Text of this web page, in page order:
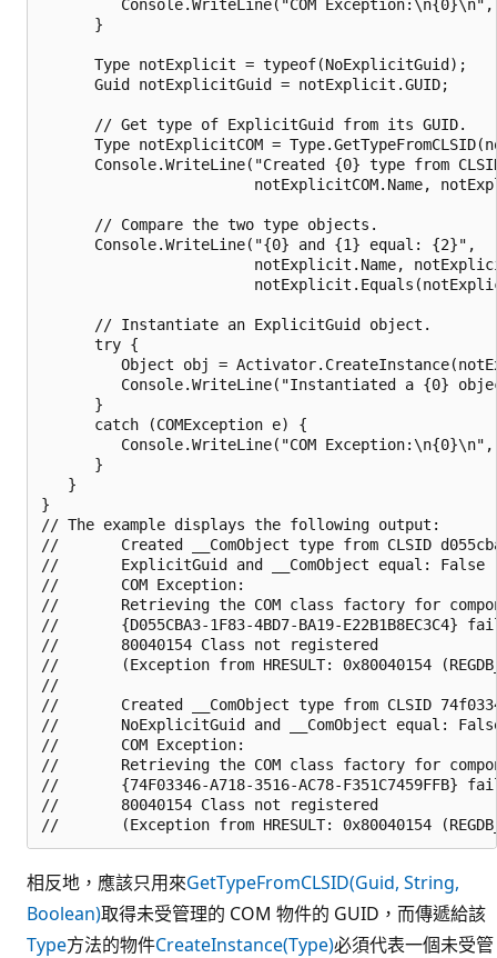
Console.WriteLine("COM
      }
      Type notExplicit = typeof(NoExplicitGuid);
      Guid notExplicitGuid = notExplicit.GUID;
      // Get type of ExplicitGuid from its GUID.
Type notExplicitCOM =
Console.WriteLine("Created {0} type from
notExplicitCOM.Name,
      // Compare the two type objects.
      Console.WriteLine("{0} and {1} equal: {2}",
notExplicit.Name,
      // Instantiate an ExplicitGuid object.
      try {
Object obj =
Console.WriteLine("Instantiated a {0}
      }
      catch (COMException e) {
Console.WriteLine("COM
      }
   }
}
// The example displays the following output:
//       Created __ComObject type from CLSID
//       ExplicitGuid and __ComObject equal: False
//       COM Exception:
//       Retrieving the COM class factory for
//       {D055CBA3-1F83-4BD7-BA19-
//       80040154 Class not registered
//       (Exception from HRESULT: 0x80040154
//
//       Created __ComObject type from CLSID
//       NoExplicitGuid and __ComObject equal:
//       COM Exception:
//       Retrieving the COM class factory for
//       {74F03346-A718-3516-AC78-
//       80040154 Class not registered
相反地，應該只用來GetTypeFromCLSID(Guid, String,
Boolean)取得未受管理的 COM 物件的 GUID，而傳遞給該
Type方法的物件CreateInstance(Type)必須代表一個未受管